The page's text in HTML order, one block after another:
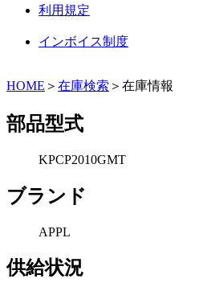
利用規定
インボイス制度
HOME ＞ 在庫検索 ＞在庫情報
部品型式
KPCP2010GMT
ブランド
APPL
供給状況